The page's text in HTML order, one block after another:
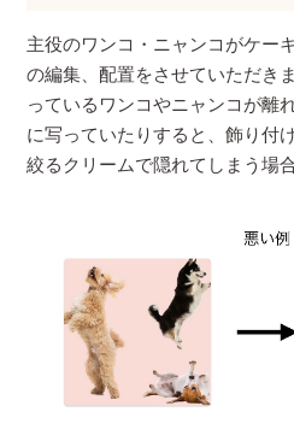
主役のワンコ・ニャンコがケー
の編集、配置をさせていただき
っているワンコやニャンコが離
に写っていたりすると、飾り付
絞るクリームで隠れてしまう場